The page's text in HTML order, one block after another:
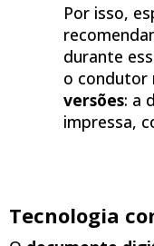
Por isso,
durante
o condutor
versões: a
impressa,
Tecnologia